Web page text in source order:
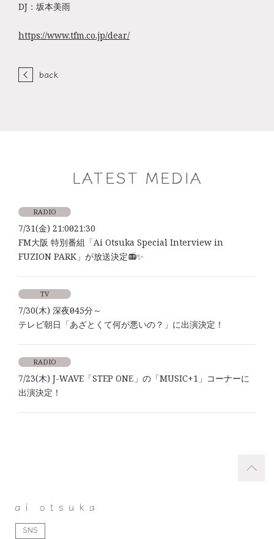
DJ：坂本美雨
https://www.tfm.co.jp/dear/
back
LATEST MEDIA
RADIO
7/31(金) 21:00～21:30
FM大阪 特別番組「Ai Otsuka Special Interview in
FUZION PARK」が放送決定📻✨
TV
7/30(木) 深夜0時45分～
テレビ朝日「あざとくて何が悪いの？」に出演決定！
RADIO
7/23(木) J-WAVE「STEP ONE」の「MUSIC+1」コーナーに
出演決定！
SNS